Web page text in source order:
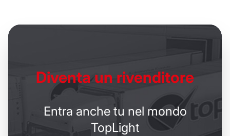
Diventa un rivenditore
Entra anche tu nel mondo
TopLight